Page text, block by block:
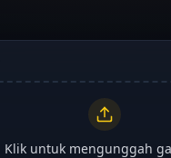
Klik untuk mengunggah